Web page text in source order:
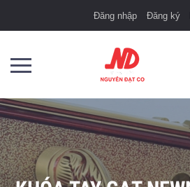
Đăng nhập Đăng ký